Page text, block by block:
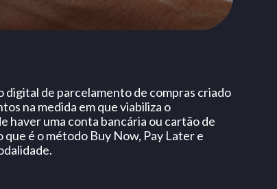
digital de parcelamento de compras criado
na medida em que viabiliza o
haver uma conta bancária ou cartão de
é o método Buy Now, Pay Later e